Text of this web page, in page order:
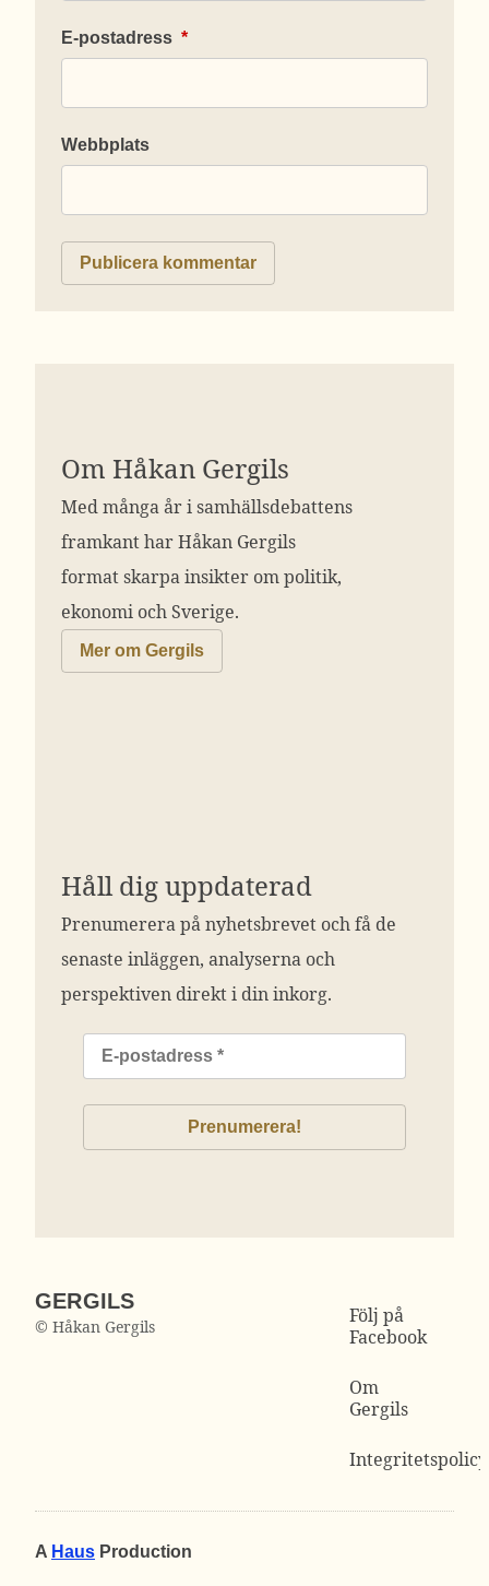
E-postadress *
Webbplats
Om Håkan Gergils
Med många år i samhällsdebattens
framkant har Håkan Gergils
format skarpa insikter om politik,
ekonomi och Sverige.
Mer om Gergils
Håll dig uppdaterad
Prenumerera på nyhetsbrevet och få de
senaste inläggen, analyserna och
perspektiven direkt i din inkorg.
GERGILS
© Håkan Gergils
Följ på
Facebook
Om
Gergils
Integritetspolicy
A Haus Production